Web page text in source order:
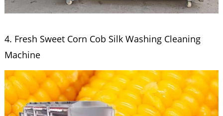
4. Fresh Sweet Corn Cob Silk Washing Cleaning
Machine